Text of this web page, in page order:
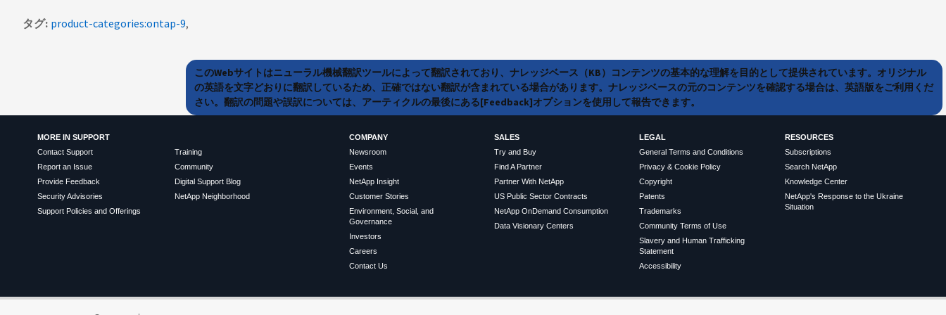
タグ product-categories:ontap-9
このWebサイトはニューラル機械翻訳ツールによって翻訳されており、ナレッジベース（KB）コンテンツの基本的な理解を目的として提供されています。オリジナル
の英語を文字どおりに翻訳しているため、正確ではない翻訳が含まれている場合があります。ナレッジベースの元のコンテンツを確認する場合は、英語版をご利用くだ
さい。翻訳の問題や誤訳については、アーティクルの最後にある[Feedback]オプションを使用して報告できます。
MORE IN SUPPORT
Contact Support
Report an Issue
Provide Feedback
Security Advisories
Support Policies and Offerings
Training
Community
Digital Support Blog
NetApp Neighborhood
COMPANY
Newsroom
Events
NetApp Insight
Customer Stories
Environment, Social, and
Governance
Investors
Careers
Contact Us
SALES
Try and Buy
Find A Partner
Partner With NetApp
US Public Sector Contracts
NetApp OnDemand Consumption
Data Visionary Centers
LEGAL
General Terms and Conditions
Privacy & Cookie Policy
Copyright
Patents
Trademarks
Community Terms of Use
Slavery and Human Trafficking
Statement
Accessibility
RESOURCES
Subscriptions
Search NetApp
Knowledge Center
NetApp's Response to the Ukraine
Situation